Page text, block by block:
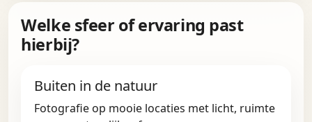
Welke sfeer of ervaring past
hierbij?
Buiten in de natuur
Fotografie op mooie locaties met licht, ruimte